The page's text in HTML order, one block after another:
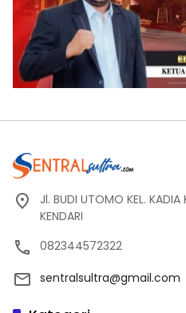
Jl. BUDI UTOMO KEL.
KENDARI
082344572322
sentralsultra@gmail.com